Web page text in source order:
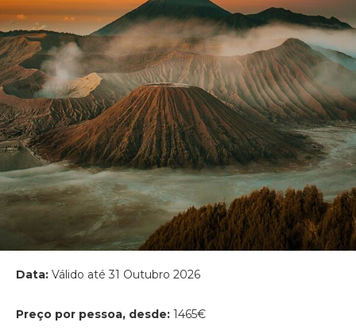
Data: Válido até 31 Outubro 2026
Preço por pessoa, desde: 1465€